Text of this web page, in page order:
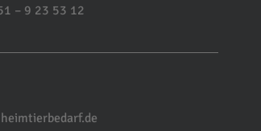
– 9 23 53 12